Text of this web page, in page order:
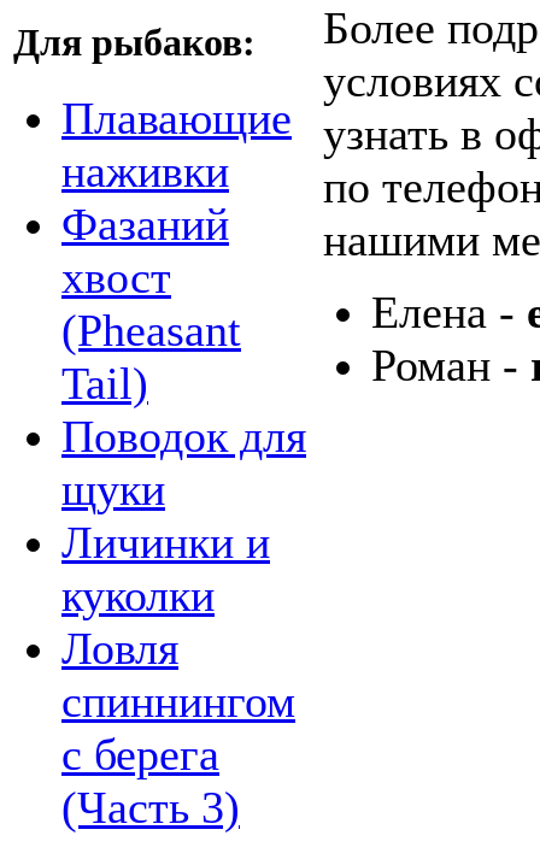
Для рыбаков:
Плавающие
наживки
Фазаний
хвост
(Pheasant
Tail)
Поводок для
щуки
Личинки и
куколки
Ловля
спиннингом
с берега
(Часть 3)
Более
условиях
узнать в
по
нашими
Елена -
Роман -